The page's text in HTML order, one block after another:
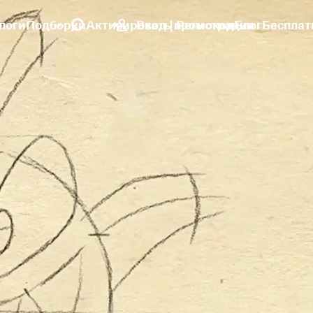
ПодборкиАктивировать промокодБлог
Вход | Регистрация